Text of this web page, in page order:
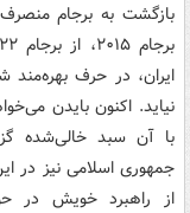
بازگشت به برجام
ایران، در حرف بهره‌مند
نیاید. اکنون بایدن
با آن سبد خالی‌شده
جمهوری اسلامی نیز در
از راهبرد خویش در